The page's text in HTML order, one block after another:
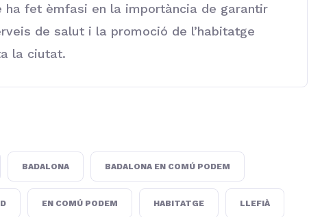
ha fet èmfasi en la importància de garantir
de salut i la promoció de l’habitatge
la ciutat.
BADALONA BADALONA EN COMÚ PODEM
EN COMÚ PODEM HABITATGE LLEFIÀ